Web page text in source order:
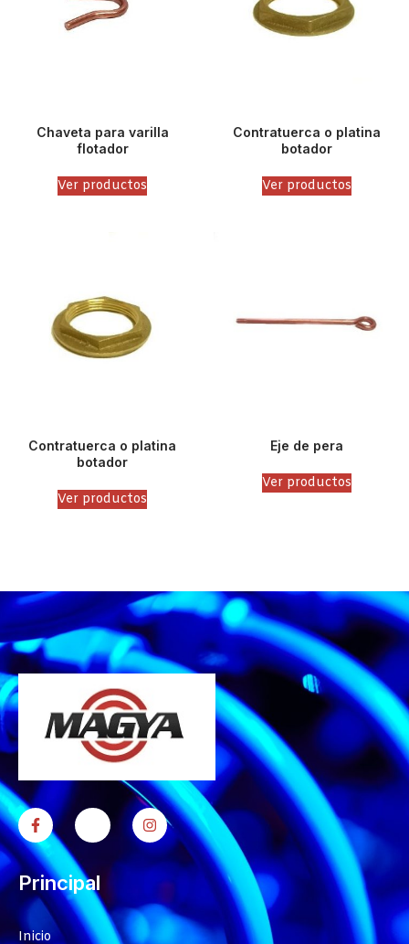
Chaveta para varilla
flotador
Ver productos
Contratuerca o platina
botador
Ver productos
Contratuerca o platina
botador
Ver productos
Eje de pera
Ver productos
Principal
Inicio